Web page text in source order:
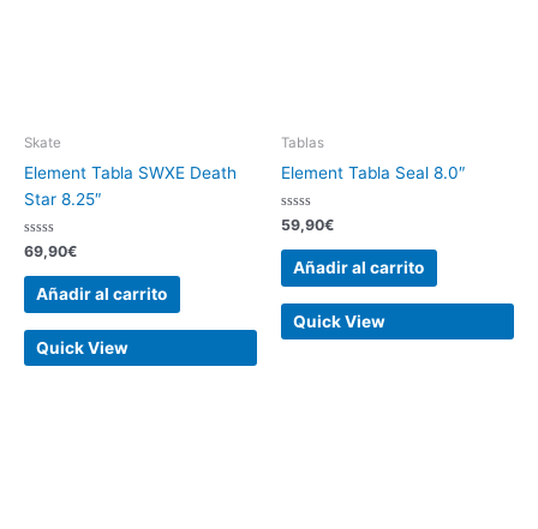
Skate
Element Tabla SWXE Death
Star 8.25″
Valorado
con
0
69,90€
Añadir al carrito
Quick View
Tablas
Element Tabla Seal 8.0″
Valorado
con
0
59,90€
Añadir al carrito
Quick View